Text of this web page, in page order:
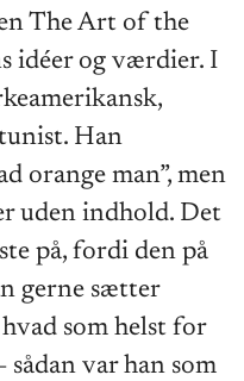
The Art of the
idéer og værdier. I
Han
orange man”, men
uden indhold. Det
på, fordi den på
gerne sætter
som helst for
sådan var han som